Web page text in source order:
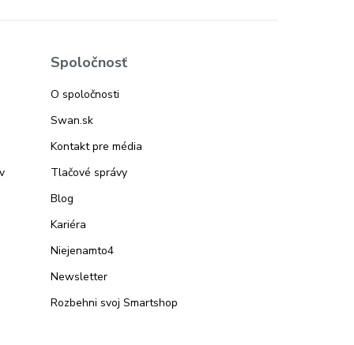
Spoločnosť
O spoločnosti
Swan.sk
Kontakt pre média
Tlačové správy
Blog
Kariéra
Niejenamto4
Newsletter
Rozbehni svoj Smartshop